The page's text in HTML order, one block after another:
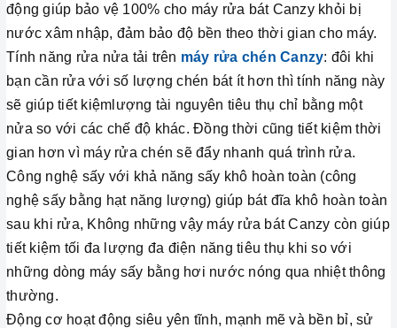
động giúp bảo vệ 100% cho máy rửa bát Canzy khỏi bị
nước xâm nhập, đảm bảo độ bền theo thời gian cho máy.
Tính năng rửa nửa tải trên máy rửa chén Canzy: đôi khi
bạn cần rửa với số lượng chén bát ít hơn thì tính năng này
sẽ giúp tiết kiệmlượng tài nguyên tiêu thụ chỉ bằng một
nửa so với các chế độ khác. Đồng thời cũng tiết kiệm thời
gian hơn vì máy rửa chén sẽ đẩy nhanh quá trình rửa.
Công nghệ sấy với khả năng sấy khô hoàn toàn (công
nghệ sấy bằng hạt năng lượng) giúp bát đĩa khô hoàn toàn
sau khi rửa, Không những vậy máy rửa bát Canzy còn giúp
tiết kiệm tối đa lượng đa điện năng tiêu thụ khi so với
những dòng máy sấy bằng hơi nước nóng qua nhiệt thông
thường.
Động cơ hoạt động siêu yên tĩnh, mạnh mẽ và bền bỉ, sử